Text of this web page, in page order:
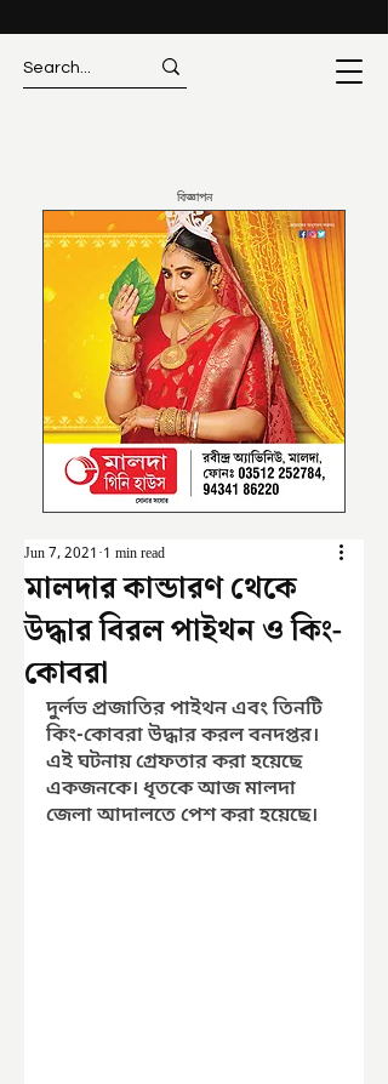
বিজ্ঞাপন
মালদার কান্ডারণ থেকে
উদ্ধার বিরল পাইথন ও কিং-
কোবরা
Jun 7, 2021 1 min read
দুর্লভ প্রজাতির পাইথন এবং তিনটি
কিং-কোবরা উদ্ধার করল বনদপ্তর।
এই ঘটনায় গ্রেফতার করা হয়েছে
একজনকে। ধৃতকে আজ মালদা
জেলা আদালতে পেশ করা হয়েছে।